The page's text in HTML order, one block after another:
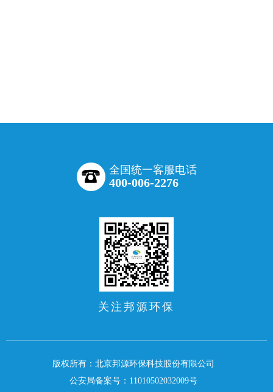
全国统一客服电话
400-006-2276
关注邦源环保
版权所有：北京邦源环保科技股份有限公司
公安局备案号：11010502032009号